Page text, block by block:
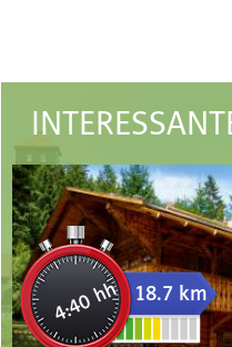
4:40 hh 18.7 km